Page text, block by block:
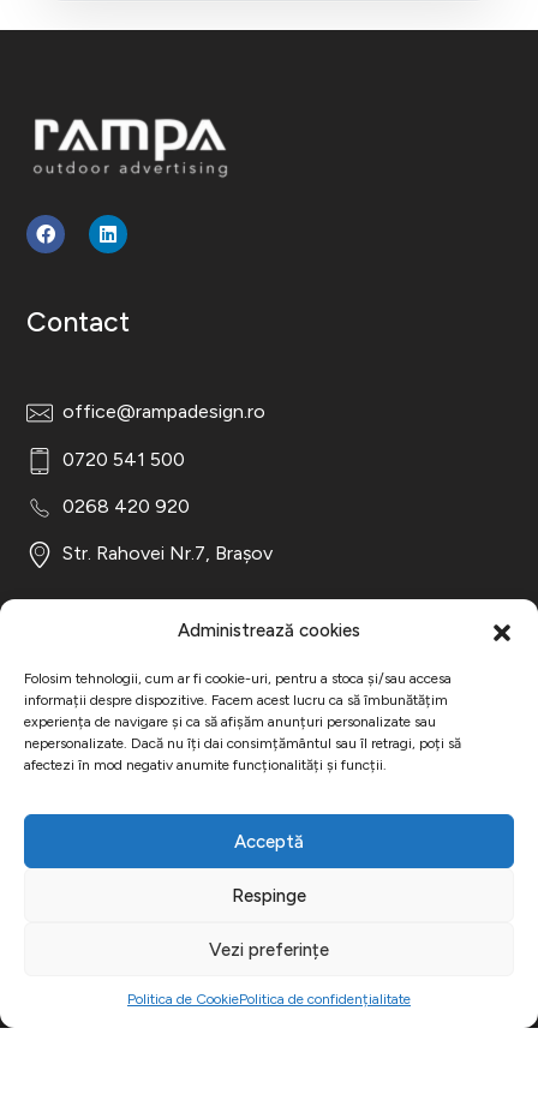
Administrează cookies
Folosim tehnologii, cum ar fi cookie-uri, pentru a stoca și/sau accesa
informații despre dispozitive. Facem acest lucru ca să îmbunătățim
experiența de navigare și ca să afișăm anunțuri personalizate sau
nepersonalizate. Dacă nu îți dai consimțământul sau îl retragi, poți să
afectezi în mod negativ anumite funcționalități și funcții.
Acceptă
Respinge
Vezi preferințe
Politica de CookiePolitica de confidențialitate
Contact
office@rampadesign.ro
0720 541 500
0268 420 920
Str. Rahovei Nr.7, Brașov
Program de lucru
Luni - Vineri: 08:30 - 17:00
Sâmbătă - Duminică:închis
Cu ce te putem ajuta?
Print de mari dimensiuni
Producție publicitară Brașov